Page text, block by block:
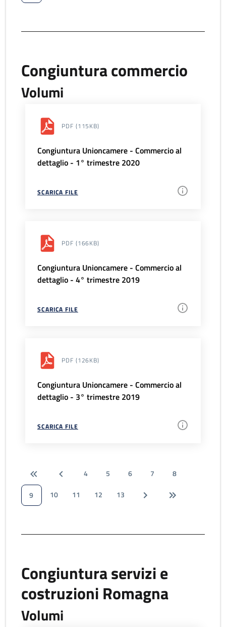
Congiuntura commercio
Volumi
PDF (115KB)
Congiuntura Unioncamere - Commercio al
dettaglio - 1° trimestre 2020
SCARICA FILE
PDF (166KB)
Congiuntura Unioncamere - Commercio al
dettaglio - 4° trimestre 2019
SCARICA FILE
PDF (126KB)
Congiuntura Unioncamere - Commercio al
dettaglio - 3° trimestre 2019
SCARICA FILE
4 5 6 7
8
9
10 11 12 13
Congiuntura servizi e
costruzioni Romagna
Volumi